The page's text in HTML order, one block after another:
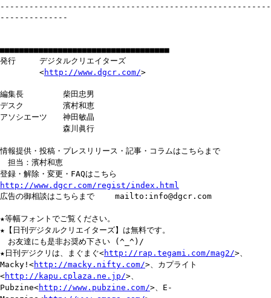
--------------------------------------------------------
--------------
■■■■■■■■■■■■■■■■■■■■■■■■■■■■■■■■■■■
発行 デジタルクリエイターズ
<http://www.dgcr.com/>
編集長 柴田忠男
デスク 濱村和恵
アソシエーツ 神田敏晶
森川眞行
情報提供・投稿・プレスリリース・記事・コラムはこちらまで
担当：濱村和恵
登録・解除・変更・FAQはこちら
http://www.dgcr.com/regist/index.html
広告の御相談はこちらまで mailto:info@dgcr.com
★等幅フォントでご覧ください。
★【日刊デジタルクリエイターズ】は無料です。
お友達にも是非お奨め下さい (^_^)/
★日刊デジクリは、まぐまぐ<http://rap.tegami.com/mag2/>、
Macky!<http://macky.nifty.com/>、カプライト
<http://kapu.cplaza.ne.jp/>、
Pubzine<http://www.pubzine.com/>、E-